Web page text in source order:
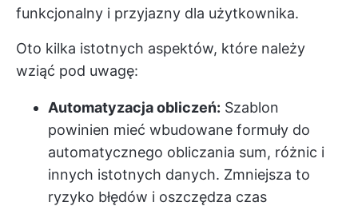
funkcjonalny i przyjazny dla użytkownika.
Oto kilka istotnych aspektów, które należy
wziąć pod uwagę:
Automatyzacja obliczeń: Szablon
powinien mieć wbudowane formuły do
automatycznego obliczania sum, różnic i
innych istotnych danych. Zmniejsza to
ryzyko błędów i oszczędza czas